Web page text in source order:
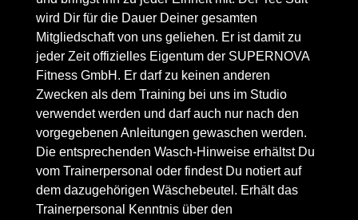
wird Dir für die Dauer Deiner gesamten
Mitgliedschaft von uns geliehen. Er ist damit zu
jeder Zeit offizielles Eigentum der SUPERNOVA
Fitness GmbH. Er darf zu keinen anderen
Zwecken als dem Training bei uns im Studio
verwendet werden und darf auch nur nach den
vorgegebenen Anleitungen gewaschen werden.
Die entsprechenden Wasch-Hinweise erhältst Du
vom Trainerpersonal oder findest Du notiert auf
dem dazugehörigen Wäschebeutel. Erhält das
Trainerpersonal Kenntnis über den